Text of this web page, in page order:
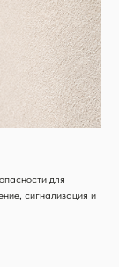
для
сигнализация и